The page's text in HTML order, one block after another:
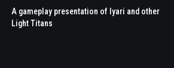
A gameplay presentation of Iyari and other
Light Titans